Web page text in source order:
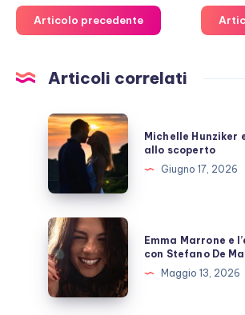
Articolo precedente
Articoli correlati
Michelle
Hunziker
e
Berruti
allo
scoperto
Michelle Hunziker
allo scoperto
Giugno 17, 2026
Emma
Marrone
e
l’amicizia
costruita
Emma Marrone e
con Stefano De
Maggio 13, 2026